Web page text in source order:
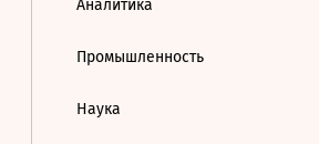
Аналитика
Промышленность
Наука